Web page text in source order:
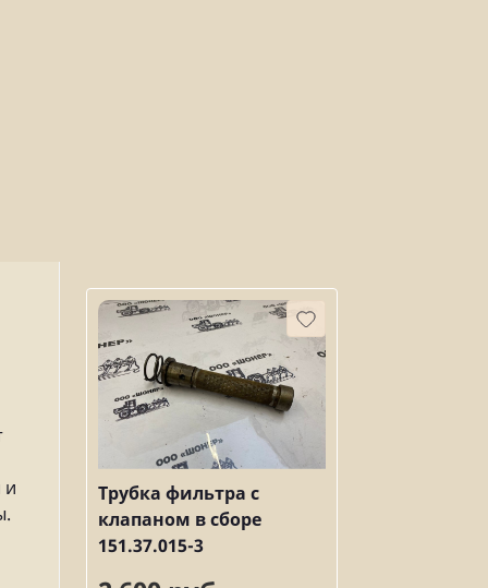
и
Трубка фильтра с
клапаном в сборе
151.37.015-3